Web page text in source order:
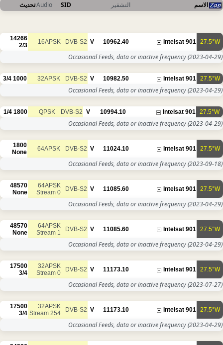
الاسم التشفير SID
Audioتحديث
27.5°W
Intelsat 901
10962.40
V
DVB-S2
16APSK
14266
2/3
Occasional Feeds, data or inactive frequency(2023-04-29)
27.5°W
Intelsat 901
10982.50
V
DVB-S2
32APSK
1000
3/4
Occasional Feeds, data or inactive frequency(2023-04-29)
27.5°W
Intelsat 901
10994.10
V
DVB-S2
QPSK
1800
1/4
Occasional Feeds, data or inactive frequency(2023-04-29)
27.5°W
Intelsat 901
11024.10
V
DVB-S2
64APSK
1800
None
Occasional Feeds, data or inactive frequency(2023-09-18)
27.5°W
Intelsat 901
11085.60
V
DVB-S2
64APSK
Stream 0
48570
None
Occasional Feeds, data or inactive frequency(2023-04-29)
27.5°W
Intelsat 901
11085.60
V
DVB-S2
64APSK
Stream 1
48570
None
Occasional Feeds, data or inactive frequency(2023-04-29)
27.5°W
Intelsat 901
11173.10
V
DVB-S2
32APSK
Stream 0
17500
3/4
Occasional Feeds, data or inactive frequency(2023-07-27)
27.5°W
Intelsat 901
11173.10
V
DVB-S2
32APSK
Stream 254
17500
3/4
Occasional Feeds, data or inactive frequency(2023-04-29)